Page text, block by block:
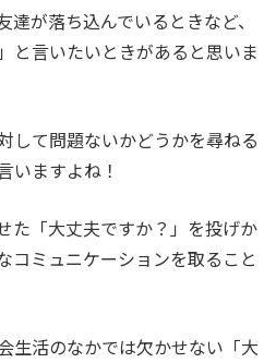
が落ち込んでいるときなど、
と言いたいときがあると思いま
して問題ないかどうかを尋ねる
いますよね！
た「大丈夫ですか？」を投げか
コミュニケーションを取ること
生活のなかでは欠かせない「大